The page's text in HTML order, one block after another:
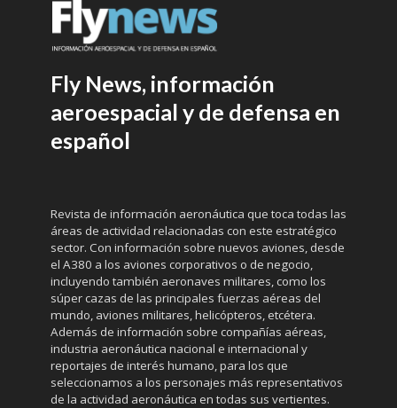
Fly News, información
aeroespacial y de defensa en
español
Revista de información aeronáutica que toca todas las
áreas de actividad relacionadas con este estratégico
sector. Con información sobre nuevos aviones, desde
el A380 a los aviones corporativos o de negocio,
incluyendo también aeronaves militares, como los
súper cazas de las principales fuerzas aéreas del
mundo, aviones militares, helicópteros, etcétera.
Además de información sobre compañías aéreas,
industria aeronáutica nacional e internacional y
reportajes de interés humano, para los que
seleccionamos a los personajes más representativos
de la actividad aeronáutica en todas sus vertientes.